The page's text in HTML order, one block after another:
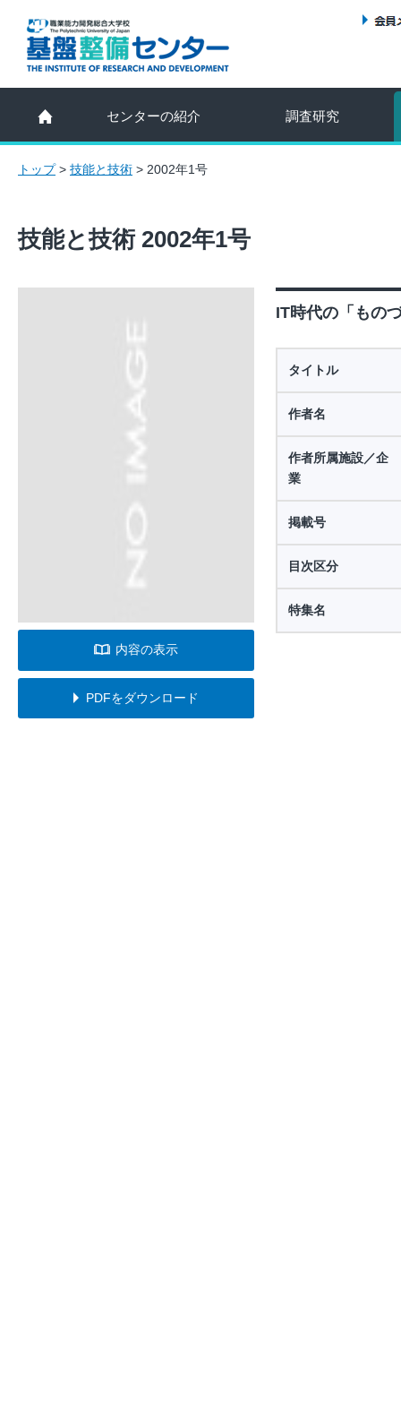
センターの紹介 調査研究
トップ> 技能と技術 > 2002年1号
技能と技術 2002年1号
内容の表示
PDFをダウンロード
IT時代の「もの
タイトル
作者名
作者所属施設／企
業
掲載号
目次区分
特集名